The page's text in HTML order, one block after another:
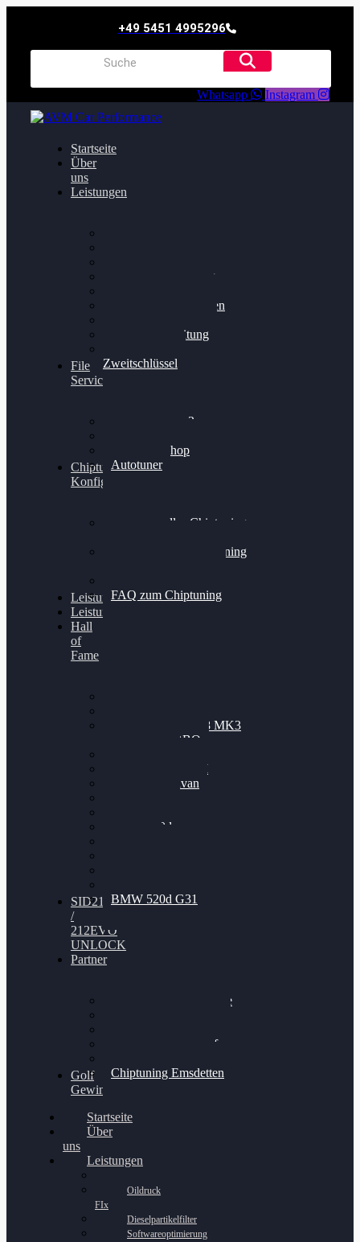
+49 5451 4995296
Whatsapp Instagram
Startseite
Über
uns
Leistungen
Getriebeoptimierung
Bremsscheiben planen
Felgenaufbereitung
Zweitschlüssel
File
Service
Alientech Kess3
Alientech Shop
Autotuner
Chiptuning
Konfigurator
Professionelles Chiptuning
Professionelles Chiptuning
FAQ zum Chiptuning
Leistungsmessung
Leistungsprüfstand
Hall
of
Fame
Nissan GT-R35 3.8 MK3
V6 TWINTURBO
VW Passat 2.0TDI
VW T6 Multivan
BMW 120d
BMW 520d G31
SID212
/
212EVO
UNLOCK
Partner
Bilgenroth Performance
Chiptuning Schüttorf
Chiptuning Emsdetten
Golf
Gewinnspiel
Startseite
Über
uns
Leistungen
Oildruck
FIx
Dieselpartikelfilter
Softwareoptimierung